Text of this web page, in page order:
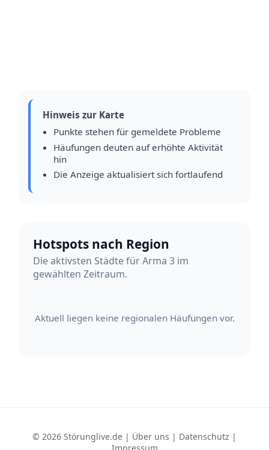
Hinweis zur Karte
Punkte stehen für gemeldete Probleme
Häufungen deuten auf erhöhte Aktivität
hin
Die Anzeige aktualisiert sich fortlaufend
Hotspots nach Region
Die aktivsten Städte für Arma 3 im
gewählten Zeitraum.
Aktuell liegen keine regionalen Häufungen vor.
© 2026 Störunglive.de | Über uns | Datenschutz |